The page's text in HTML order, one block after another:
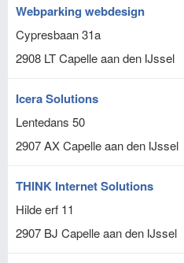
Webparking webdesign
Cypresbaan 31a
2908 LTCapelle aan den IJssel
Icera Solutions
Lentedans 50
2907 AXCapelle aan den IJssel
THINK Internet Solutions
Hilde erf 11
2907 BJ Capelle aan den IJssel